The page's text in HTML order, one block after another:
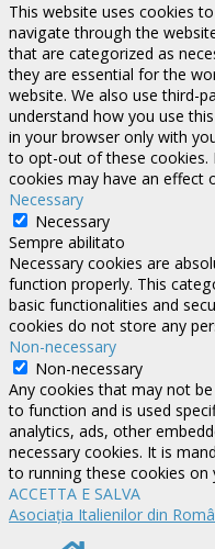
This website uses cookies
navigate through the
that are categorized as
they are essential for the
website. We also use third-
understand how you use
in your browser only with
to opt-out of these
cookies may have an effect
Necessary
Necessary
Sempre abilitato
Necessary cookies are
function properly. This
basic functionalities and
cookies do not store any
Non-necessary
Non-necessary
Any cookies that may not
to function and is used
analytics, ads, other
necessary cookies. It is
to running these cookies on
ACCETTA E SALVA
Asociația Italienilor din